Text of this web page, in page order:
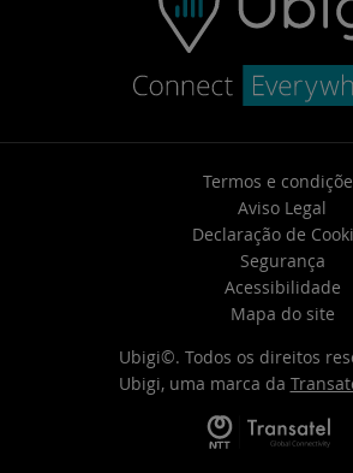
Termos e
Aviso Legal
Declaração de
Segurança
Acessibilidade
Mapa do site
Ubigi©. Todos os direitos
Ubigi, uma marca da